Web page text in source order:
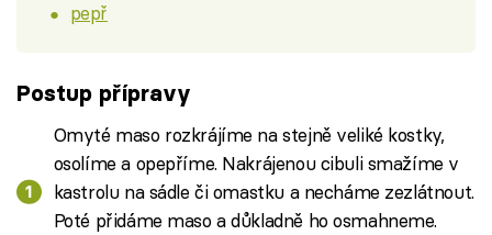
pepř
Postup přípravy
Omyté maso rozkrájíme na stejně veliké kostky,
osolíme a opepříme. Nakrájenou cibuli smažíme v
kastrolu na sádle či omastku a necháme zezlátnout.
Poté přidáme maso a důkladně ho osmahneme.